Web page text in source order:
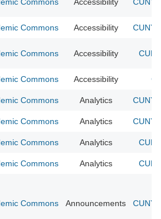
Commons Accessibility CUNY
Commons Accessibility
Commons Accessibility
Commons Analytics CUNY
Commons Analytics CUNY
Commons Analytics
Commons Analytics
Commons Announcements CUNY